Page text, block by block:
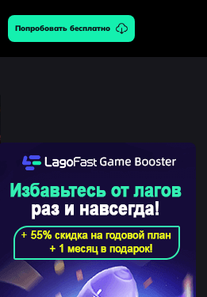
Попробовать бесплатно